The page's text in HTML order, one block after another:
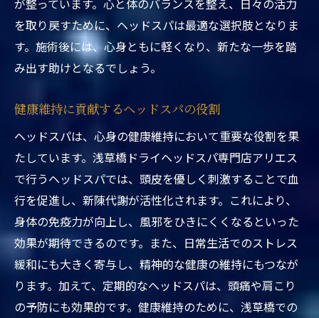
クゼーション
リラクゼーションを追求する人のための施
術内容
心と体の緊張を解きほぐす究極の施術
浅草橋ヘッドスパのリラクゼーション効果
を体験
リラクゼーションを求める人々の声
浅草橋の静かな空間で体験するヘッドスパの癒
し効果
心を落ち着かせる浅草橋の静かな環境
癒しの空間で心身を整えるための施術
浅草橋で得られる癒し効果の理由
が整っています。心と体のバランスを整え、日々の活力
を取り戻すために、ヘッドスパは最適な選択肢となりま
す。施術後には、心身ともに軽くなり、新たな一歩を踏
み出す助けとなるでしょう。
健康維持に貢献するヘッドスパの役割
ヘッドスパは、心身の健康維持において重要な役割を果
たしています。浅草橋ドライヘッドスパ専門店アリエス
で行うヘッドスパでは、頭皮を優しく刺激することで血
行を促進し、新陳代謝が活性化されます。これにより、
身体の免疫力が向上し、風邪をひきにくくなるといった
効果が期待できるのです。また、日常生活でのストレス
緩和にも大きく寄与し、精神的な健康の維持にもつなが
ります。加えて、定期的なヘッドスパは、頭痛や肩こり
の予防にも効果的です。健康維持のために、浅草橋での